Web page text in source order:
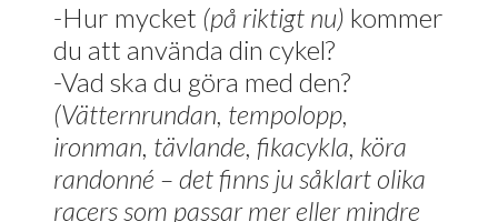
-Hur mycket (på riktigt nu) kommer
du att använda din cykel?
-Vad ska du göra med den?
(Vätternrundan, tempolopp,
ironman, tävlande, fikacykla, köra
randonné – det finns ju såklart olika
racers som passar mer eller mindre